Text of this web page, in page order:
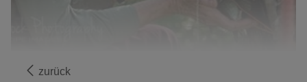
zurück